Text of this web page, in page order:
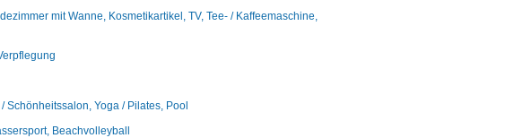
mit Wanne, Kosmetikartikel, TV, Tee- / Kaffeemaschine,
Schönheitssalon, Yoga / Pilates, Pool
Beachvolleyball